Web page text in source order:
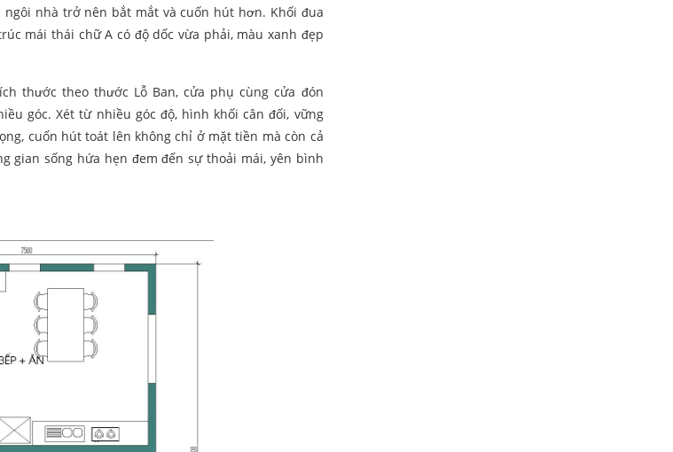
nhà trở nên bắt mắt và cuốn hút hơn. Khối đua
mái thái chữ A có độ dốc vừa phải, màu xanh đẹp
thước theo thước Lỗ Ban, cửa phụ cùng cửa đón
góc. Xét từ nhiều góc độ, hình khối cân đối, vững
cuốn hút toát lên không chỉ ở mặt tiền mà còn cả
gian sống hứa hẹn đem đến sự thoải mái, yên bình